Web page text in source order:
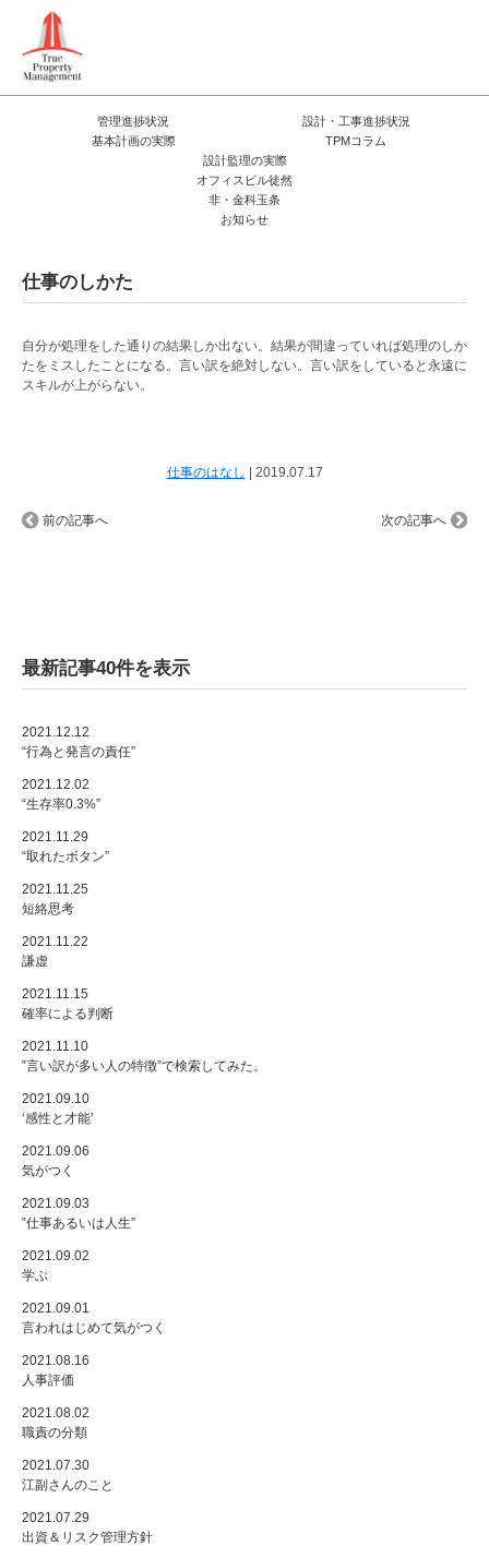
管理進捗状況
設計・工事進捗状況
基本計画の実際
TPMコラム
設計監理の実際
オフィスビル徒然
非・金科玉条
お知らせ
仕事のしかた
自分が処理をした通りの結果しか出ない。結果が間違っていれば処理のしか
たをミスしたことになる。言い訳を絶対しない。言い訳をしていると永遠に
スキルが上がらない。
前の記事へ
仕事のはなし | 2019.07.17
次の記事へ
最新記事40件を表示
2021.12.12
“行為と発言の責任”
2021.12.02
“生存率0.3%”
2021.11.29
“取れたボタン”
2021.11.25
短絡思考
2021.11.22
謙虚
2021.11.15
確率による判断
2021.11.10
‟言い訳が多い人の特徴”で検索してみた。
2021.09.10
‘感性と才能’
2021.09.06
気がつく
2021.09.03
‟仕事あるいは人生”
2021.09.02
学ぶ
2021.09.01
言われはじめて気がつく
2021.08.16
人事評価
2021.08.02
職責の分類
2021.07.30
江副さんのこと
2021.07.29
出資＆リスク管理方針